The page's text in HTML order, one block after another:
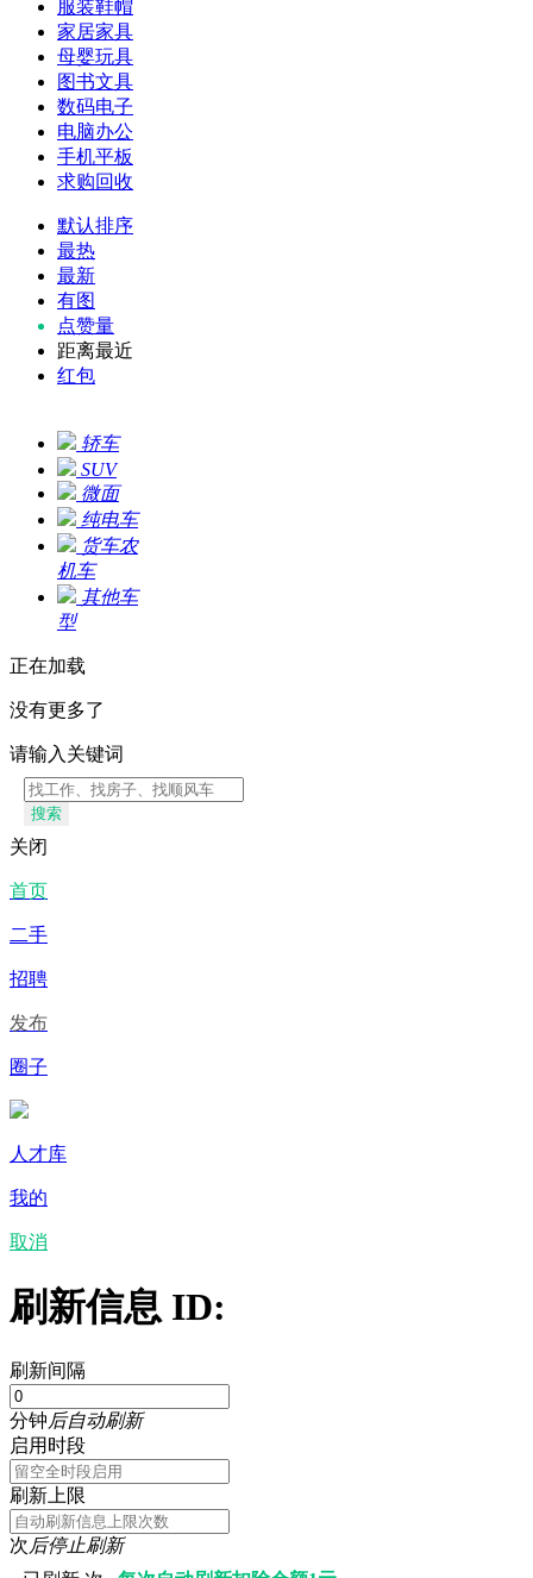
服装鞋帽
家居家具
母婴玩具
图书文具
数码电子
电脑办公
手机平板
求购回收
默认排序
最热
最新
有图
点赞量
距离最近
红包
轿车
SUV
微面
纯电车
货车农
机车
其他车
型
正在加载
没有更多了
请输入关键词
搜索
关闭
首页
二手
招聘
发布
圈子
人才库
我的
取消
刷新信息 ID:
刷新间隔
分钟后自动刷新
启用时段
刷新上限
次后停止刷新